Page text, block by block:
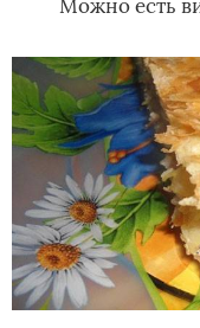
Можно есть